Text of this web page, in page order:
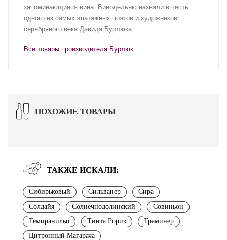
запоминающиеся вина. Винодельню назвали в честь
одного из самых эпатажных поэтов и художников
серебряного века Давида Бурлюка.
Все товары производителя Бурлюк
ПОХОЖИЕ ТОВАРЫ
ТАКЖЕ ИСКАЛИ:
Сибирьковый Сильванер
Сира
Солдайя
Солнечнодолинский
Совиньон
Темпранильо
Тинта Рориз
Траминер
Цитронный Магарача